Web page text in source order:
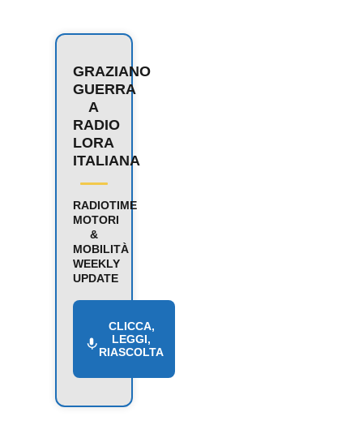
GRAZIANO
GUERRA
A
RADIO
LORA
ITALIANA
RADIOTIME
MOTORI
&
MOBILITÀ
WEEKLY
UPDATE
CLICCA,
LEGGI,
RIASCOLTA